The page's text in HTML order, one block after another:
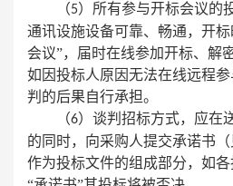
（5）所有参与开标会议的
通讯设施设备可靠、畅通，开
会议”，届时在线参加开标、解
如因投标人原因无法在线远程
判的后果自行承担。
（6）谈判招标方式，应在
的同时，向采购人提交承诺书
作为投标文件的组成部分，如